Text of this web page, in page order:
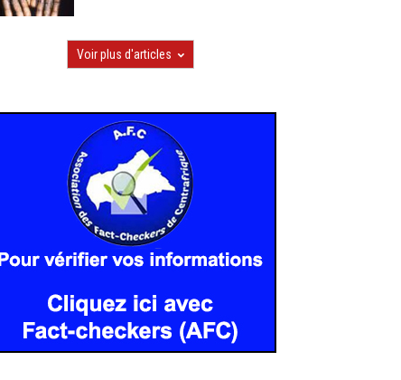
Voir plus d'articles